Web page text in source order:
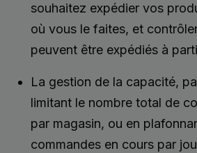
souhaitez expédier vos
où vous le faites, et
peuvent être expédiés à
La gestion de la capacité,
limitant le nombre total de
par magasin, ou en
commandes en cours par